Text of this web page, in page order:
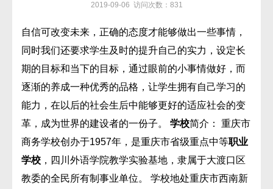
2019-09-06 访问次数：831
自信可改变未来，正确的态度才能够做出一些事情，
同时我们还要求学生及时的提升自己的实力，设定长
期的目标和当下的目标，通过眼前的小事情做好，而
逐渐的养成一种优秀的品格，让学生拥有自己学习的
能力，在以后的社会生后中能够更好的适应社会的变
革，成为世界的建设者的一份子。 学校简介： 重庆市
商务学校创办于1957年，是重庆市省级重点中等职业
学校 ，四川外语学院教学实验基地，隶属于大渡口区
教委的全民所有制事业单位。 学校地处重庆市西南新